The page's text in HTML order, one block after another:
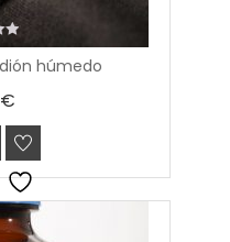
húmedo
€